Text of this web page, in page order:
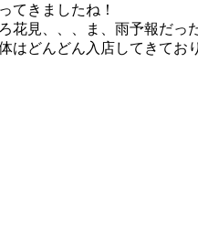
てきましたね！
花見、、、ま、雨予報だっ
はどんどん入店してきてお